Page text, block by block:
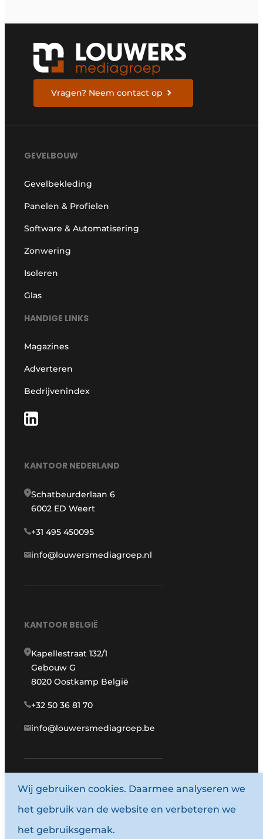
Vragen? Neem contact op
GEVELBOUW
Gevelbekleding
Panelen & Profielen
Software & Automatisering
Zonwering
Isoleren
Glas
HANDIGE LINKS
Magazines
Adverteren
Bedrijvenindex
KANTOOR NEDERLAND
Schatbeurderlaan 6
6002 ED Weert
+31 495 450095
info@louwersmediagroep.nl
KANTOOR BELGIË
Kapellestraat 132/1
Gebouw G
8020 Oostkamp België
+32 50 36 81 70
info@louwersmediagroep.be
www.louwersmediagroep.com
© 1987 - 2026 Louwersmediagroep.
Algemene voorwaarden
Wij gebruiken cookies. Daarmee analyseren we
het gebruik van de website en verbeteren we
het gebruiksgemak.